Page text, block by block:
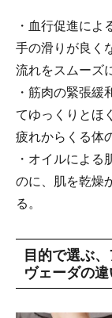
・血行促進によ
手の滑りが良く
流れをスムーズ
・筋肉の緊張緩
てゆっくりとほ
疲れからくる体
・オイルによる
のに、肌を乾燥
る。
目的で選ぶ
ヴェーダの違